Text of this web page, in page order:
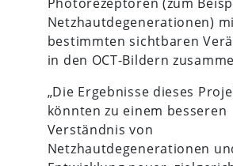
Netzhautdegenerationen)
bestimmten sichtbaren
in den OCT-Bildern
„Die Ergebnisse dieses
könnten zu einem besseren
Verständnis von
Netzhautdegenerationen